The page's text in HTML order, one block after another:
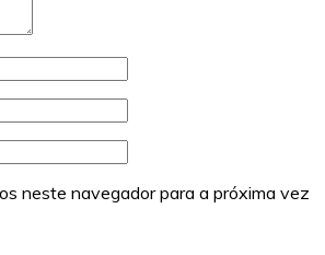
neste navegador para a próxima vez